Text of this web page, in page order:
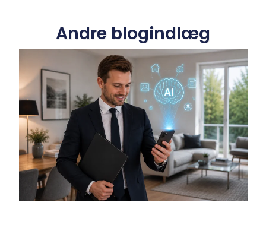
Andre blogindlæg